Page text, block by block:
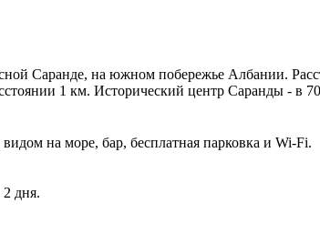
Саранде, на южном побережье Албании.
1 км. Исторический центр Саранды - в
на море, бар, бесплатная парковка и Wi-Fi.
дня.